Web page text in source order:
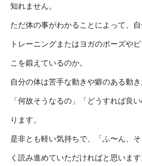
知れません。
ただ体の事がわかることによって、自
トレーニングまたはヨガのポーズや
こを鍛えているのか。
自分の体は苦手な動きや癖のある動
「何故そうなるの」「どうすれば良
ります。
是非とも軽い気持ちで、「ふ〜ん、
く読み進めていただければと思います